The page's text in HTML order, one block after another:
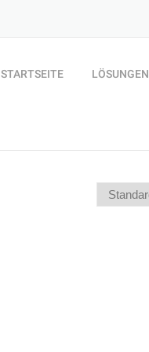
STARTSEITE LÖSUNGEN